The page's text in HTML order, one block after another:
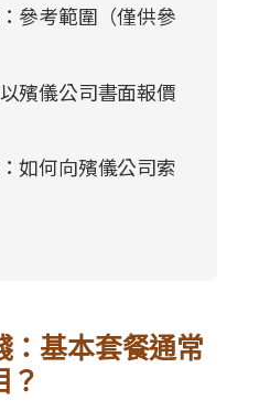
參考範圍（僅供參
殯儀公司書面報價
如何向殯儀公司索
：基本套餐通常
？